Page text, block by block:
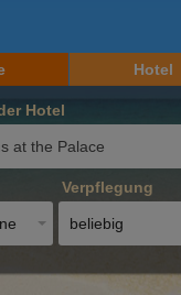
Hotel
Hotel
Verpflegung
beliebig